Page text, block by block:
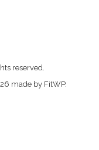
reserved.
made by FitWP.